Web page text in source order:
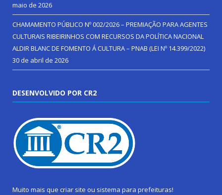
maio de 2026
CHAMAMENTO PÚBLICO Nº 002/2026 – PREMIAÇÃO PARA AGENTES
CULTURAIS RIBEIRINHOS COM RECURSOS DA POLÍTICA NACIONAL
ALDIR BLANC DE FOMENTO Á CULTURA – PNAB (LEI Nº 14.399/2022)
30 de abril de 2026
DESENVOLVIDO POR CR2
Muito mais que criar site ou sistema para prefeituras!